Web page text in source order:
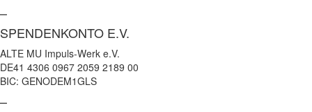
–
SPENDENKONTO E.V.
ALTE MU Impuls-Werk e.V.
DE41 4306 0967 2059 2189 00
BIC: GENODEM1GLS
–